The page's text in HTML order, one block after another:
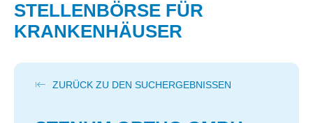
STELLENBÖRSE FÜR
KRANKENHÄUSER
ZURÜCK ZU DEN SUCHERGEBNISSEN